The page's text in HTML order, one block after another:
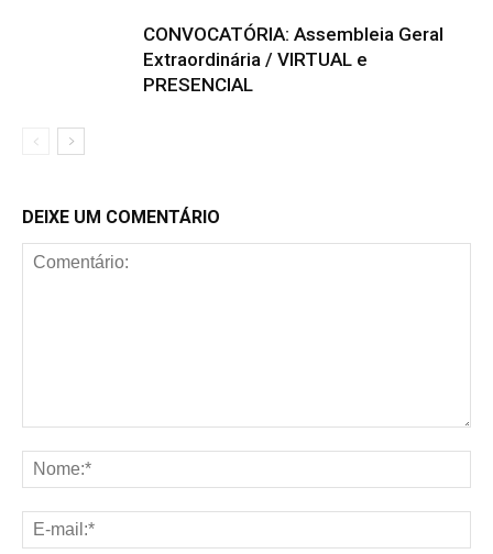
CONVOCATÓRIA: Assembleia Geral
Extraordinária / VIRTUAL e
PRESENCIAL
DEIXE UM COMENTÁRIO